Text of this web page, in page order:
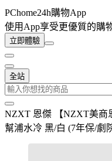
PChome24h購物App
使用App享受更優質的購
立即體驗
全站
NZXT 恩傑 【NZXT美商
幫浦水冷 黑/白 (7年保/劇